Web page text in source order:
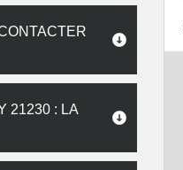
21230 : LA